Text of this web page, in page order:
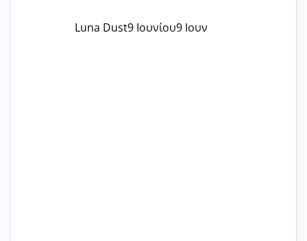
Luna Dust9 Ιουνίου9 Ιουν